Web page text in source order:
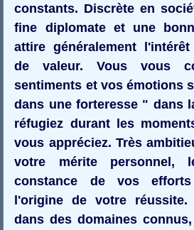
constants. Discrète en
fine diplomate et une
attire généralement
de valeur. Vous vous
sentiments et vos émotions
dans une forteresse " dans
réfugiez durant les
vous appréciez. Très
votre mérite
constance de vos
l'origine de votre réussite.
dans des domaines